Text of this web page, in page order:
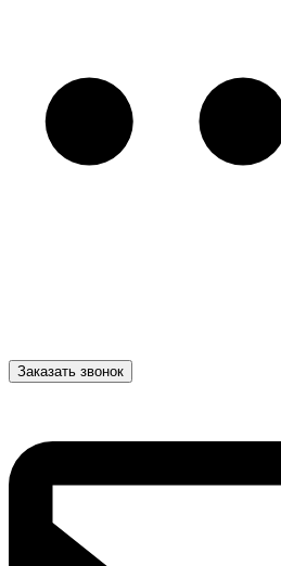
Заказать звонок